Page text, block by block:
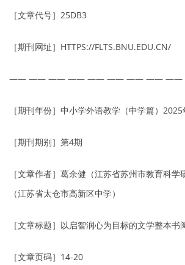
［文章代号］25DB3
［期刊网址］HTTPS://FLTS.BNU.EDU.CN/
—— —— —— —— —— —— —— —— ——
［期刊年份］中小学外语教学（中学篇）2025
［期刊期别］第4期
［文章作者］葛余健（江苏省苏州市教育科学
（江苏省太仓市高新区中学）
［文章标题］以启智润心为目标的文学整本
［文章页码］14-20